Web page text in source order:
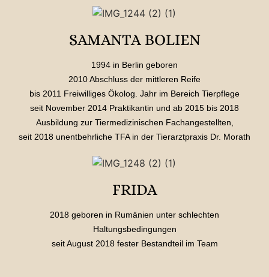
SAMANTA BOLIEN
1994 in Berlin geboren
2010 Abschluss der mittleren Reife
bis 2011 Freiwilliges Ökolog. Jahr im Bereich Tierpflege
seit November 2014 Praktikantin und ab 2015 bis 2018
Ausbildung zur Tiermedizinischen Fachangestellten,
seit 2018 unentbehrliche TFA in der Tierarztpraxis Dr. Morath
FRIDA
2018 geboren in Rumänien unter schlechten
Haltungsbedingungen
seit August 2018 fester Bestandteil im Team